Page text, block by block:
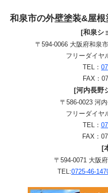
和泉市の外壁塗装&屋
[和泉シ
〒594-0066 大阪府和泉
フリーダイヤ
TEL：
FAX：
[河内長野
〒586-0023 河
フリーダイヤ
TEL：
FAX：
[
〒594-0071 大阪
TEL:0725-46-